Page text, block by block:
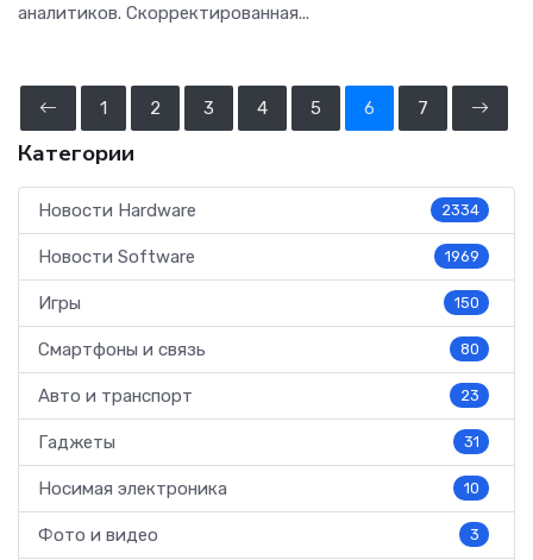
аналитиков. Скорректированная...
1 2 3 4 5 6 7
Категории
Новости Hardware 2334
Новости Software 1969
Игры 150
Смартфоны и связь 80
Авто и транспорт 23
Гаджеты 31
Носимая электроника 10
Фото и видео 3